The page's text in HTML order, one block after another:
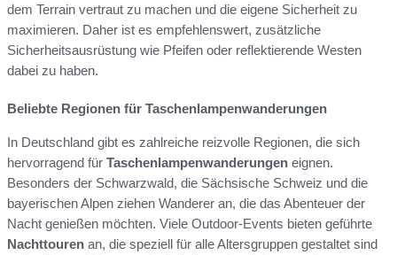
dem Terrain vertraut zu machen und die eigene Sicherheit zu
maximieren. Daher ist es empfehlenswert, zusätzliche
Sicherheitsausrüstung wie Pfeifen oder reflektierende Westen
dabei zu haben.
Beliebte Regionen für Taschenlampenwanderungen
In Deutschland gibt es zahlreiche reizvolle Regionen, die sich
hervorragend für Taschenlampenwanderungen eignen.
Besonders der Schwarzwald, die Sächsische Schweiz und die
bayerischen Alpen ziehen Wanderer an, die das Abenteuer der
Nacht genießen möchten. Viele Outdoor-Events bieten geführte
Nachttouren an, die speziell für alle Altersgruppen gestaltet sind